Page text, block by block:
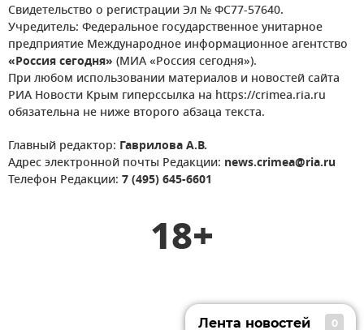
Свидетельство о регистрации Эл № ФС77-57640.
Учредитель: Федеральное государственное унитарное
предприятие Международное информационное агентство
«Россия сегодня» (МИА «Россия сегодня»).
При любом использовании материалов и новостей сайта
РИА Новости Крым гиперссылка на https://crimea.ria.ru
обязательна не ниже второго абзаца текста.
Главный редактор: Гаврилова А.В.
Адрес электронной почты Редакции: news.crimea@ria.ru
Телефон Редакции: 7 (495) 645-6601
18+
Лента новостей 0